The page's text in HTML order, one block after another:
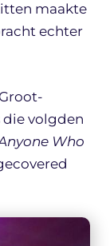
maakte
echter
die volgden
Who